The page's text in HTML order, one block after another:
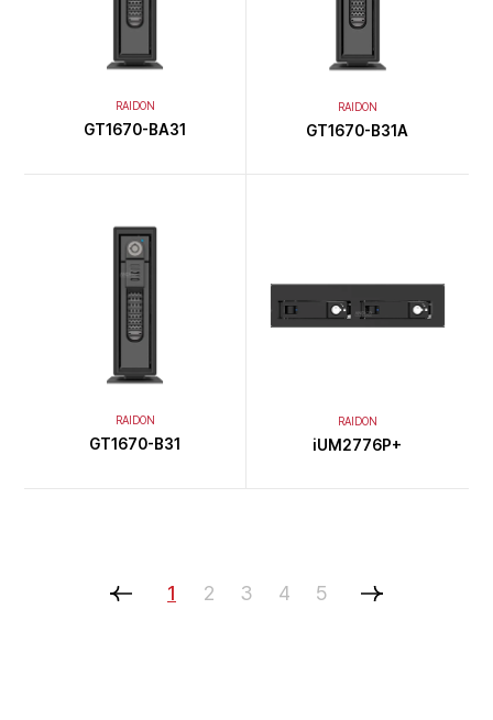
RAIDON
GT1670-BA31
RAIDON
GT1670-B31A
RAIDON
GT1670-B31
RAIDON
iUM2776P+
1 2 3 4 5